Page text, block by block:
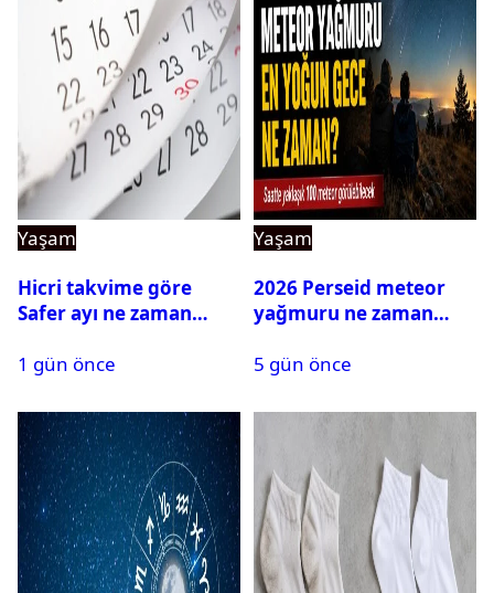
Yaşam
Hicri takvime göre
Safer ayı ne zaman
1 gün önce
Yaşam
2026 Perseid meteor
yağmuru ne zaman
5 gün önce